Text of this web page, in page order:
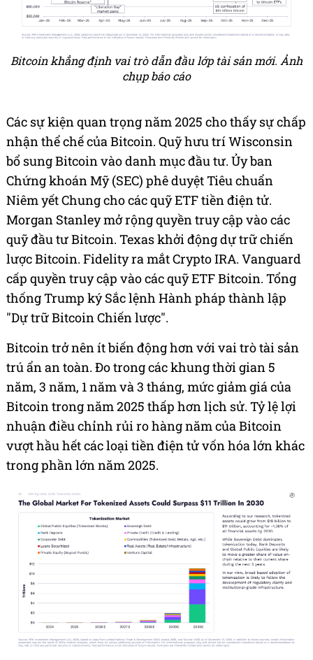
Bitcoin khẳng định vai trò dẫn đầu lớp tài sản mới. Ảnh
chụp báo cáo
Các sự kiện quan trọng năm 2025 cho thấy sự chấp
nhận thể chế của Bitcoin. Quỹ hưu trí Wisconsin
bổ sung Bitcoin vào danh mục đầu tư. Ủy ban
Chứng khoán Mỹ (SEC) phê duyệt Tiêu chuẩn
Niêm yết Chung cho các quỹ ETF tiền điện tử.
Morgan Stanley mở rộng quyền truy cập vào các
quỹ đầu tư Bitcoin. Texas khởi động dự trữ chiến
lược Bitcoin. Fidelity ra mắt Crypto IRA. Vanguard
cấp quyền truy cập vào các quỹ ETF Bitcoin. Tổng
thống Trump ký Sắc lệnh Hành pháp thành lập
"Dự trữ Bitcoin Chiến lược".
Bitcoin trở nên ít biến động hơn với vai trò tài sản
trú ẩn an toàn. Đo trong các khung thời gian 5
năm, 3 năm, 1 năm và 3 tháng, mức giảm giá của
Bitcoin trong năm 2025 thấp hơn lịch sử. Tỷ lệ lợi
nhuận điều chỉnh rủi ro hàng năm của Bitcoin
vượt hầu hết các loại tiền điện tử vốn hóa lớn khác
trong phần lớn năm 2025.